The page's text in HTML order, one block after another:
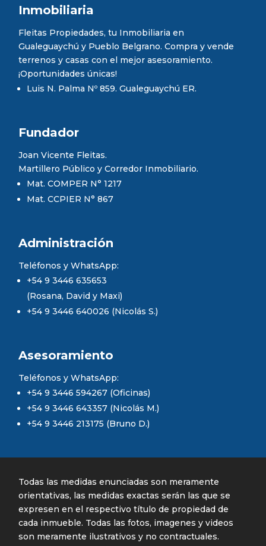
Inmobiliaria
Fleitas Propiedades, tu Inmobiliaria en
Gualeguaychú y Pueblo Belgrano. Compra y vende
terrenos y casas con el mejor asesoramiento.
¡Oportunidades únicas!
Luis N. Palma Nº 859. Gualeguaychú ER.
Fundador
Joan Vicente Fleitas.
Martillero Público y Corredor Inmobiliario.
Mat. COMPER N° 1217
Mat. CCPIER N° 867
Administración
Teléfonos y WhatsApp:
+54 9 3446 635653
(Rosana, David y Maxi)
+54 9 3446 640026 (Nicolás S.)
Asesoramiento
Teléfonos y WhatsApp:
+54 9 3446 594267 (Oficinas)
+54 9 3446 643357 (Nicolás M.)
+54 9 3446 213175 (Bruno D.)
Todas las medidas enunciadas son meramente
orientativas, las medidas exactas serán las que se
expresen en el respectivo título de propiedad de
cada inmueble. Todas las fotos, imagenes y videos
son meramente ilustrativos y no contractuales.